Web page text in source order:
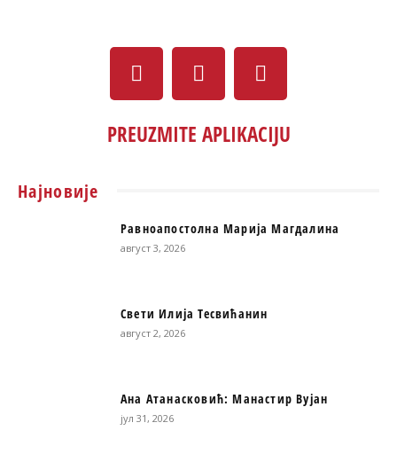
PREUZMITE APLIKACIJU
Најновије
Равноапостолна Марија Магдалина
август 3, 2026
Свети Илија Тесвићанин
август 2, 2026
Ана Атанасковић: Манастир Вујан
јул 31, 2026